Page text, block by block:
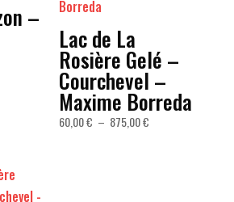
–
€
Lac de La
Rosière Gelé –
Courchevel –
Maxime Borreda
60,00€ – 875,00€